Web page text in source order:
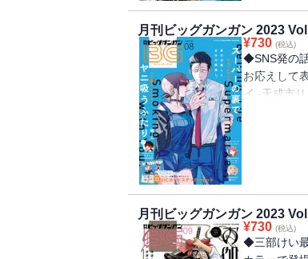
ジミなわた
ひとりごと
ス） 作画
しのとうこ
「怜-Toki-
「君に二度
丸／「ＢＡ
牛くも(GA
ラクター原
主／「ロク
主／「千剣
カー文庫
ワBOOKS
／「怜-
作：小林立
作画：大堀
レイヤー」
刊） 作画
ンスレイヤ
庫/SBクリ
案：神奈月
「お伽の匣
人 阿寒アイ
五十嵐あぐ
庫／イマジ
月刊ビッグガンガン 2023
¥730 (税込)
◆SNS発の
お応えして
イ -天成市
dawn of
「結婚指輪
六感部助霊
い 助言・
スコアガー
月刊ビッグガンガン 2023
¥730 (税込)
◆三部けい